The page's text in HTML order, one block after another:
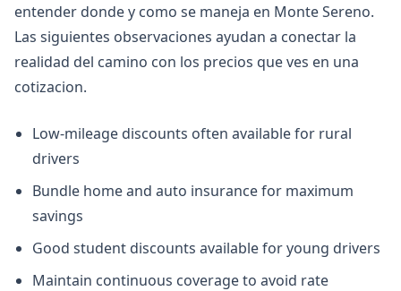
entender donde y como se maneja en Monte Sereno.
Las siguientes observaciones ayudan a conectar la
realidad del camino con los precios que ves en una
cotizacion.
Low-mileage discounts often available for rural
drivers
Bundle home and auto insurance for maximum
savings
Good student discounts available for young drivers
Maintain continuous coverage to avoid rate